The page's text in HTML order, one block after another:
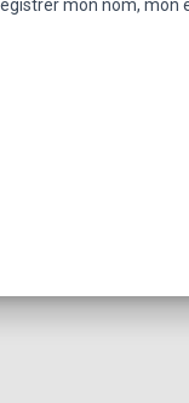
mon nom, mon